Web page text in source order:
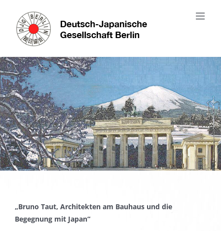
content
„Bruno Taut, Architekten am Bauhaus und die
Begegnung mit Japan“